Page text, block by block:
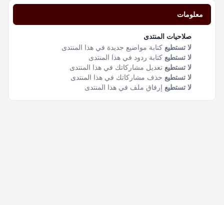
معلومات
صلاحيات المنتدى
لا تستطيع كتابة مواضيع جديدة في هذا المنتدى
لا تستطيع كتابة ردود في هذا المنتدى
لا تستطيع تعديل مشاركاتك في هذا المنتدى
لا تستطيع حذف مشاركاتك في هذا المنتدى
لا تستطيع إرفاق ملف في هذا المنتدى